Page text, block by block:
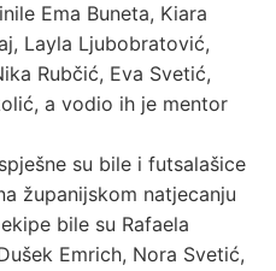
Ema Buneta, Kiara
Layla Ljubobratović,
Rubčić, Eva Svetić,
a vodio ih je mentor
su bile i futsalašice
županijskom natjecanju
bile su Rafaela
Emrich, Nora Svetić,